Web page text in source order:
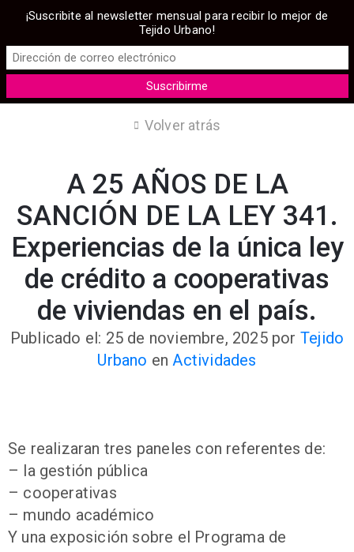
Volver atrás
A 25 AÑOS DE LA
SANCIÓN DE LA LEY 341.
Experiencias de la única ley
de crédito a cooperativas
de viviendas en el país.
Publicado el: 25 de noviembre, 2025 por Tejido
Urbano en Actividades
Se realizaran tres paneles con referentes de:
– la gestión pública
– cooperativas
– mundo académico
Y una exposición sobre el Programa de
¡Suscribite al newsletter mensual para recibir lo mejor de
Tejido Urbano!